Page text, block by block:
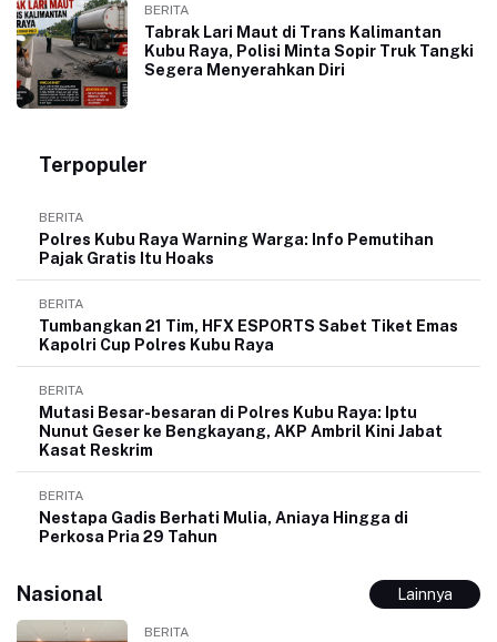
BERITA
Tabrak Lari Maut di Trans Kalimantan
Kubu Raya, Polisi Minta Sopir Truk Tangki
Segera Menyerahkan Diri
Terpopuler
BERITA
Polres Kubu Raya Warning Warga: Info Pemutihan
Pajak Gratis Itu Hoaks
BERITA
Tumbangkan 21 Tim, HFX ESPORTS Sabet Tiket Emas
Kapolri Cup Polres Kubu Raya
BERITA
Mutasi Besar-besaran di Polres Kubu Raya: Iptu
Nunut Geser ke Bengkayang, AKP Ambril Kini Jabat
Kasat Reskrim
BERITA
Nestapa Gadis Berhati Mulia, Aniaya Hingga di
Perkosa Pria 29 Tahun
Nasional Lainnya
BERITA